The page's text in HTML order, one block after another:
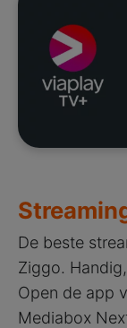
De beste
Ziggo.
Open de app
Mediabox